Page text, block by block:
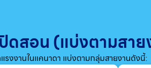
สอน (แบ่งตามสาย
งานในแคนาดา แบ่งตามกลุ่มสายงานดังนี้: